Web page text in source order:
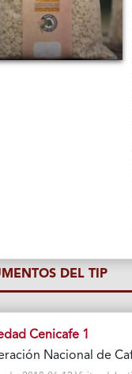
DEL TIP
Cenicafe 1
Nacional de